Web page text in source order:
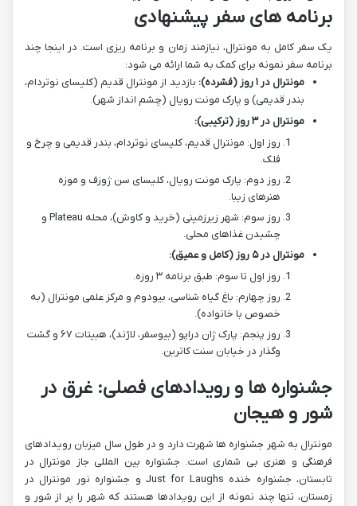
برنامه های سفر پیشنهادی
یک سفر کامل به مونترال، نیازمند زمان و برنامه ریزی است. در اینجا چند
برنامه سفر نمونه برای کمک به شما ارائه می شود:
مونترال در ۱ روز (فشرده):
بازدید از مونترال قدیم (کلیسای نوتردام،
بندر قدیمی) و پارک مونت رویال (چشم انداز شهر).
مونترال در ۳ روز (ترکیبی):
روز اول: مونترال قدیم، کلیسای نوتردام، بندر قدیمی و چرخ و
فلک.
روز دوم: پارک مونت رویال، کلیسای سن ژوزف و موزه
هنرهای زیبا.
روز سوم: شهر زیرزمینی (خرید و کاوش)، محله Plateau و
چشیدن غذاهای محلی.
مونترال در ۵ روز (کامل و عمیق):
روز اول تا سوم: طبق برنامه ۳ روزه.
روز چهارم: باغ گیاه شناسی، بیودوم و مرکز علمی مونترال (به
خصوص با خانواده).
روز پنجم: پارک ژان دراپو (بیوسفر، لارُند)، هبیتات ۶۷ و گشت
وگذار در خیابان سنت کاترین.
جشنواره ها و رویدادهای فصلی: غرق در
شور و هیجان
مونترال به شهر جشنواره ها شهرت دارد و در طول سال میزبان رویدادهای
فرهنگی و هنری بی شماری است. جشنواره بین المللی جاز مونترال در
تابستان، جشنواره خنده Just for Laughs و جشنواره نور مونترال در
زمستان، تنها چند نمونه از این رویدادها هستند که شهر را پر از شور و